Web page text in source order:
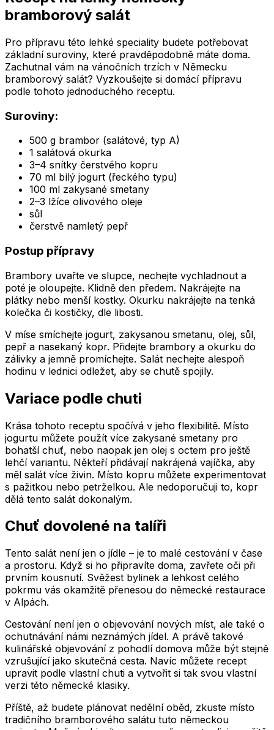
bramborový salát
Pro přípravu této lehké speciality budete potřebovat
základní suroviny, které pravděpodobně máte doma.
Zachutnal vám na vánočních trzích v Německu
bramborový salát? Vyzkoušejte si domácí přípravu
podle tohoto jednoduchého receptu.
Suroviny:
500 g brambor (salátové, typ A)
1 salátová okurka
3–4 snítky čerstvého kopru
70 ml bílý jogurt (řeckého typu)
100 ml zakysané smetany
2–3 lžíce olivového oleje
sůl
čerstvě namletý pepř
Postup přípravy
Brambory uvařte ve slupce, nechejte vychladnout a
poté je oloupejte. Klidně den předem. Nakrájejte na
plátky nebo menší kostky. Okurku nakrájejte na tenká
kolečka či kostičky, dle libosti.
V míse smíchejte jogurt, zakysanou smetanu, olej, sůl,
pepř a nasekaný kopr. Přidejte brambory a okurku do
zálivky a jemně promíchejte. Salát nechejte alespoň
hodinu v lednici odležet, aby se chutě spojily.
Variace podle chuti
Krása tohoto receptu spočívá v jeho flexibilitě. Místo
jogurtu můžete použít více zakysané smetany pro
bohatší chuť, nebo naopak jen olej s octem pro ještě
lehčí variantu. Někteří přidávají nakrájená vajíčka, aby
měl salát více živin. Místo kopru můžete experimentovat
s pažitkou nebo petrželkou. Ale nedoporučuji to, kopr
dělá tento salát dokonalým.
Chuť dovolené na talíři
Tento salát není jen o jídle – je to malé cestování v čase
a prostoru. Když si ho připravíte doma, zavřete oči při
prvním kousnutí. Svěžest bylinek a lehkost celého
pokrmu vás okamžitě přenesou do německé restaurace
v Alpách.
Cestování není jen o objevování nových míst, ale také o
ochutnávání námi neznámých jídel. A právě takové
kulinářské objevování z pohodlí domova může být stejně
vzrušující jako skutečná cesta. Navíc můžete recept
upravit podle vlastní chuti a vytvořit si tak svou vlastní
verzi této německé klasiky.
Příště, až budete plánovat nedělní oběd, zkuste místo
tradičního bramborového salátu tuto německou